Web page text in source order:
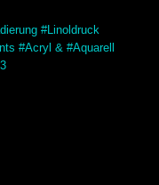
#Linoldruck
#Acryl & #Aquarell